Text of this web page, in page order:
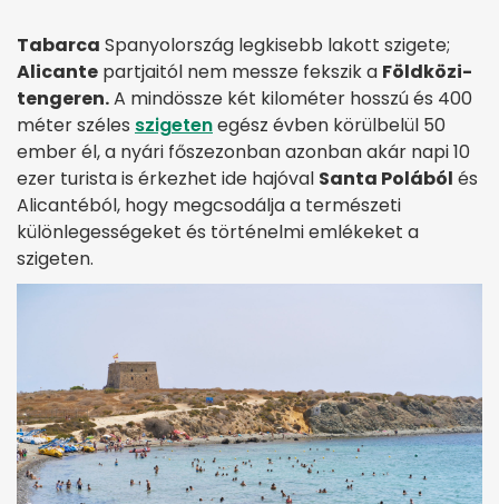
Tabarca Spanyolország legkisebb lakott szigete;
Alicante partjaitól nem messze fekszik a Földközi-
tengeren.A mindössze két kilométer hosszú és 400
méter széles szigetenegész évben körülbelül 50
ember él, a nyári főszezonban azonban akár napi 10
ezer turista is érkezhet ide hajóval Santa Polából és
Alicantéból, hogy megcsodálja a természeti
különlegességeket és történelmi emlékeket a
szigeten.